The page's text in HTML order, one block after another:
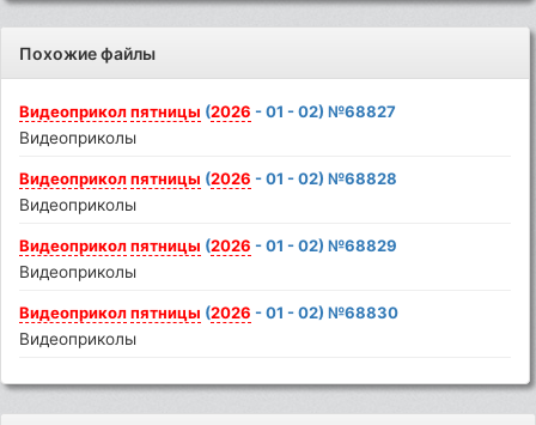
Похожие файлы
Видеоприкол пятницы (2026 - 01 - 02) №68827
Видеоприколы
Видеоприкол пятницы (2026 - 01 - 02) №68828
Видеоприколы
Видеоприкол пятницы (2026 - 01 - 02) №68829
Видеоприколы
Видеоприкол пятницы (2026 - 01 - 02) №68830
Видеоприколы